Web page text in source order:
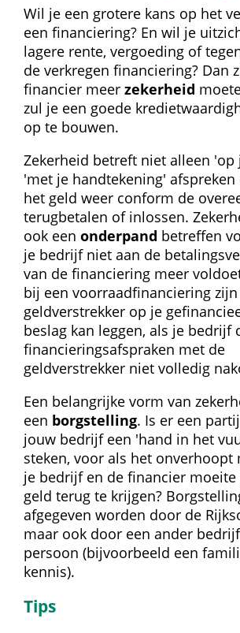
Wil je een grotere kans op het
een financiering? En wil je
lagere rente, vergoeding of
de verkregen financiering? Dan
financier meer zekerheid
zul je een goede
op te bouwen.
Zekerheid betreft niet alleen
'met je handtekening'
het geld weer conform de
terugbetalen of inlossen.
ook een onderpand betreffen
je bedrijf niet aan de
van de financiering meer
bij een voorraad­financiering
geldverstrekker op je
beslag kan leggen, als je bedrijf
financieringsafspraken met de
geldverstrekker niet volledig
Een belangrijke vorm van
een borgstelling. Is er een
jouw bedrijf een 'hand in het
steken, voor als het onverhoopt
je bedrijf en de financier
geld terug te krijgen?
afgegeven worden door de
maar ook door een ander
persoon (bijvoorbeeld een
kennis).
Tips